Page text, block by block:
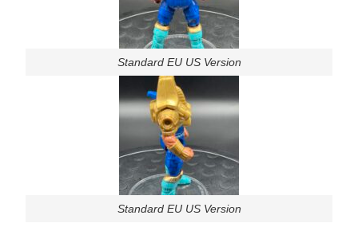
Standard EU US Version
Standard EU US Version